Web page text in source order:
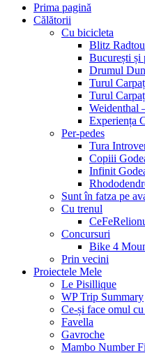
Prima pagină
Călătorii
Cu bicicleta
Blitz
București și
Drumul
Turul
Turul
Weidenthal
Experiența
Per-pedes
Tura
Copiii
Infinit
Sunt în fatza pe
Cu trenul
Concursuri
Bike 4
Prin vecini
Proiectele Mele
Le Pisillique
WP Trip Summary
Ce-și face omul
Favella
Gavroche
Mambo Number